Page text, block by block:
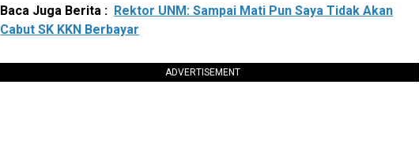
Baca Juga Berita : Rektor UNM: Sampai Mati Pun Saya Tidak Akan
Cabut SK KKN Berbayar
ADVERTISEMENT